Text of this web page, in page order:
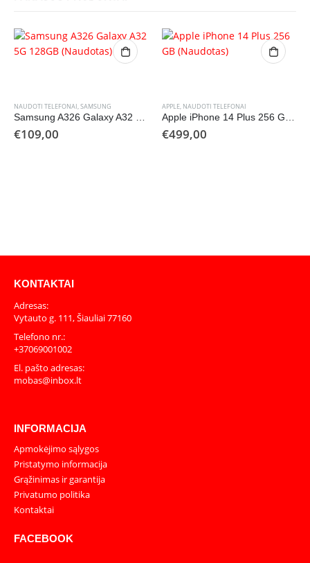
NAUDOTI TELEFONAI,SAMSUNG
Samsung A326 Galaxy A32 5G 128GB (Naudotas)
€109,00
APPLE, NAUDOTI TELEFONAI
Apple iPhone 14 Plus 256 GB (Naudotas)
€499,00
KONTAKTAI
Adresas:
Vytauto g. 111, Šiauliai 77160
Telefono nr.:
+37069001002
El. pašto adresas:
mobas@inbox.lt
INFORMACIJA
Apmokėjimo sąlygos
Pristatymo informacija
Grąžinimas ir garantija
Privatumo politika
Kontaktai
FACEBOOK